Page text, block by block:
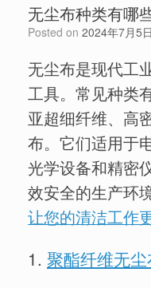
无尘布种类有哪
Posted on 2024年7月5日
无尘布是现代工
工具。常见种类
亚超细纤维、高
布。它们适用于
光学设备和精密
效安全的生产环境
让您的清洁工作
1. 聚酯纤维无尘